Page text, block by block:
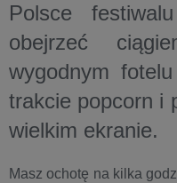
Polsce
obejrzeć
wygodnym
trakcie popcorn i
wielkim ekranie.
Masz ochotę na kilka